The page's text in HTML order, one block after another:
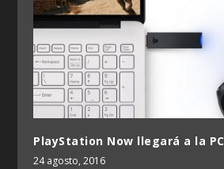
PlayStation Now llegará a la PC
24 agosto, 2016